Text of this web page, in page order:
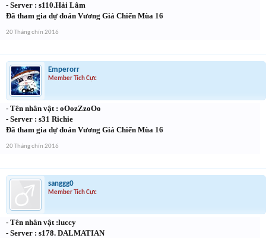
- Server : s110.Hải Lâm
Đã tham gia dự đoán Vương Giả Chiến Mùa 16
20 Tháng chín 2016
Emperorr
Member Tích Cực
- Tên nhân vật : oOozZzoOo
- Server : s31 Richie
Đã tham gia dự đoán Vương Giả Chiến Mùa 16
20 Tháng chín 2016
sanggg0
Member Tích Cực
- Tên nhân vật :luccy
- Server : s178. DALMATIAN